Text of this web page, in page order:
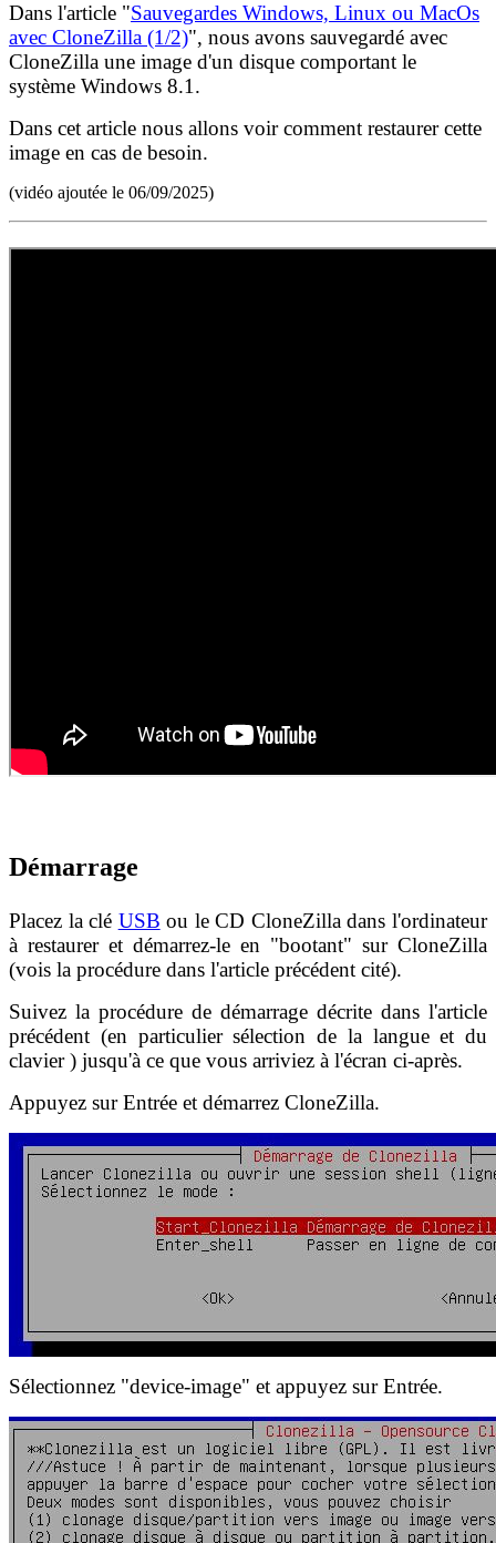
Dans l'article "Sauvegardes Windows, Linux ou MacOs
avec CloneZilla (1/2)", nous avons sauvegardé avec
CloneZilla une image d'un disque comportant le
système Windows 8.1.
Dans cet article nous allons voir comment restaurer cette
image en cas de besoin.
(vidéo ajoutée le 06/09/2025)
Démarrage
Placez la clé USB ou le CD CloneZilla dans l'ordinateur
à restaurer et démarrez-le en "bootant" sur CloneZilla
(vois la procédure dans l'article précédent cité).
Suivez la procédure de démarrage décrite dans l'article
précédent (en particulier sélection de la langue et du
clavier ) jusqu'à ce que vous arriviez à l'écran ci-après.
Appuyez sur Entrée et démarrez CloneZilla.
Sélectionnez "device-image" et appuyez sur Entrée.